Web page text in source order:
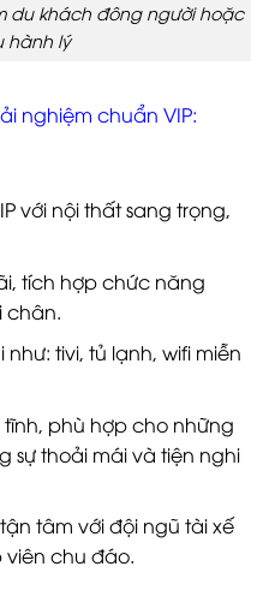
du khách đông người hoặc
hành lý
nghiệm chuẩn VIP:
với nội thất sang trọng,
tích hợp chức năng
chân.
tivi, tủ lạnh, wifi miễn
phù hợp cho những
sự thoải mái và tiện nghi
tâm với đội ngũ tài xế
viên chu đáo.